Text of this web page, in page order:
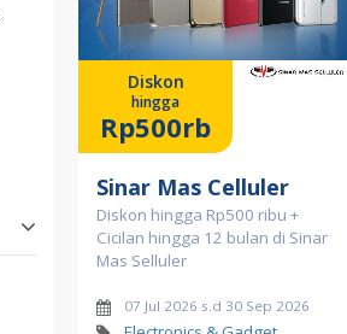
Diskon
hingga
Rp500rb
Sinar Mas Celluler
Diskon hingga Rp500 ribu +
Cicilan hingga 12 bulan di Sinar
Mas Selluler
07 Jul 2026 s.d 30 Sep 2026